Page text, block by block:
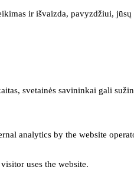
ir išvaizda, pavyzdžiui, jūsų
svetainės savininkai gali
analytics by the website
uses the website.